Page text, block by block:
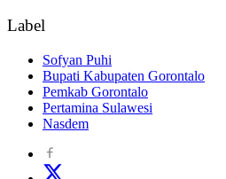
Label
Sofyan Puhi
Bupati Kabupaten Gorontalo
Pemkab Gorontalo
Pertamina Sulawesi
Nasdem